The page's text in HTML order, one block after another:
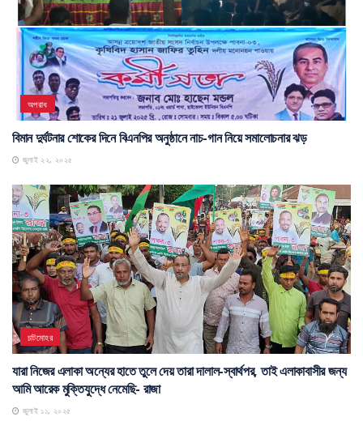
অপরাধ
বিমান দুর্ঘটনার শোকের দিনে বিএনপির অনুষ্ঠানে নাচ-গান নিয়ে সমালোচনার ঝড়
জুলাই ২২, ২০২৫
চাটমোহর
যারা নিজের এলাকা অন্যের হাতে তুলে দেয় তারা দালাল-স্বার্থপর, তাই এলাকাবাসীর জন্য
আমি আরেক মুক্তিযুদ্ধে নেমেছি- রাজা
জুলাই ১১, ২০২৫